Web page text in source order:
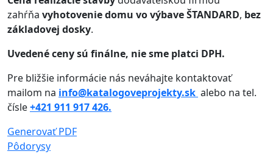
zahŕňa vyhotovenie domu vo výbave ŠTANDARD, bez
základovej dosky.
Uvedené ceny sú finálne, nie sme platci DPH.
Pre bližšie informácie nás neváhajte kontaktovať
mailom na info@katalogoveprojekty.sk alebo na tel.
čísle+421 911 917 426.
Generovať PDF
Pôdorysy